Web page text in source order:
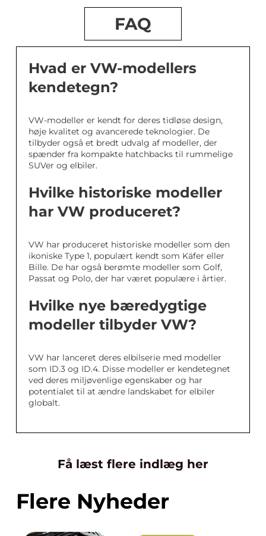
FAQ
Hvad er VW-modellers
kendetegn?
VW-modeller er kendt for deres tidløse design,
høje kvalitet og avancerede teknologier. De
tilbyder også et bredt udvalg af modeller, der
spænder fra kompakte hatchbacks til rummelige
SUVer og elbiler.
Hvilke historiske modeller
har VW produceret?
VW har produceret historiske modeller som den
ikoniske Type 1, populært kendt som Käfer eller
Bille. De har også berømte modeller som Golf,
Passat og Polo, der har været populære i årtier.
Hvilke nye bæredygtige
modeller tilbyder VW?
VW har lanceret deres elbilserie med modeller
som ID.3 og ID.4. Disse modeller er kendetegnet
ved deres miljøvenlige egenskaber og har
potentialet til at ændre landskabet for elbiler
globalt.
Få læst flere indlæg her
Flere Nyheder